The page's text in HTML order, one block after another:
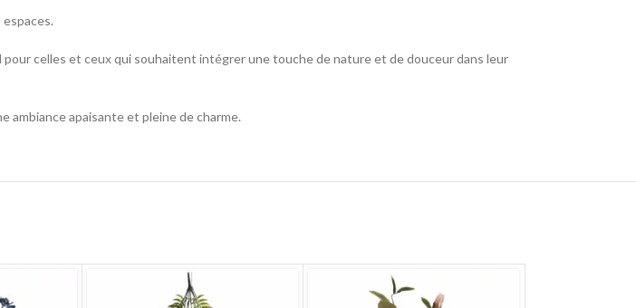
celles et ceux qui souhaitent intégrer une touche de nature et de douceur dans leur
ambiance apaisante et pleine de charme.